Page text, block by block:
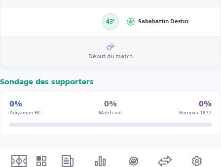
43’ Sabahattin Destici
Début du match
Sondage des supporters
0%
Adiyaman FK
0%
Match nul
0%
Bornova 1877